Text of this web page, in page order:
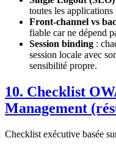
toutes les applications
Front-channel vs
fiable car ne dépend
Session binding :
session locale avec
sensibilité propre.
10. Checklist
Management
Checklist exécutive basée